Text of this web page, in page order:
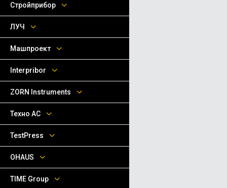
Стройприбор
ЛУЧ
Машпроект
Interpribor
ZORN Instruments
Техно АС
TestPress
OHAUS
TIME Group